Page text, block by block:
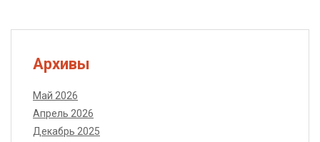
Архивы
Май 2026
Апрель 2026
Декабрь 2025